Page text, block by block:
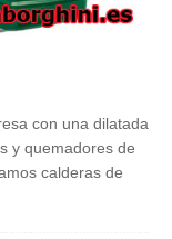
con una dilatada
y quemadores de
calderas de